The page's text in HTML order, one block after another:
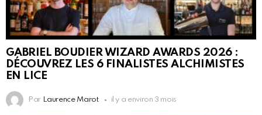
GABRIEL BOUDIER WIZARD AWARDS 2026 :
DÉCOUVREZ LES 6 FINALISTES ALCHIMISTES
EN LICE
Par Laurence Marot il y a environ 3 mois